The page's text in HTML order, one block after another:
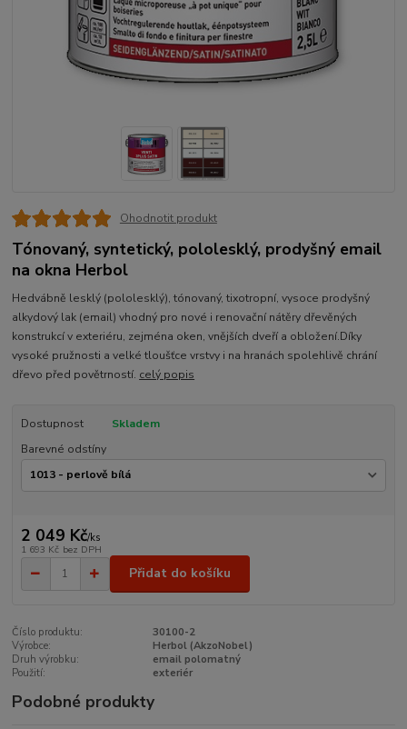
Ohodnotit produkt
Tónovaný, syntetický, pololesklý, prodyšný email
na okna Herbol
Hedvábně lesklý (pololesklý), tónovaný, tixotropní, vysoce prodyšný
alkydový lak (email) vhodný pro nové i renovační nátěry dřevěných
konstrukcí v exteriéru, zejména oken, vnějších dveří a obložení.Díky
vysoké pružnosti a velké tloušťce vrstvy i na hranách spolehlivě chrání
dřevo před povětrností. celý popis
Dostupnost
Skladem
Barevné odstíny
2 049 Kč/ks
1 693 Kč bez DPH
Přidat do košíku
Číslo produktu:
30100-2
Výrobce:
Herbol (AkzoNobel)
Druh výrobku:
email polomatný
Použití:
exteriér
Podobné produkty